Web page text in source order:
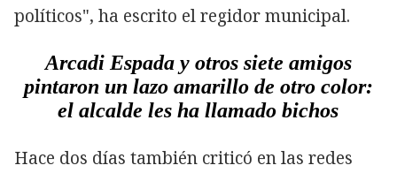
políticos", ha escrito el regidor municipal.
Arcadi Espada y otros siete amigos
pintaron un lazo amarillo de otro color:
el alcalde les ha llamado bichos
Hace dos días también criticó en las redes